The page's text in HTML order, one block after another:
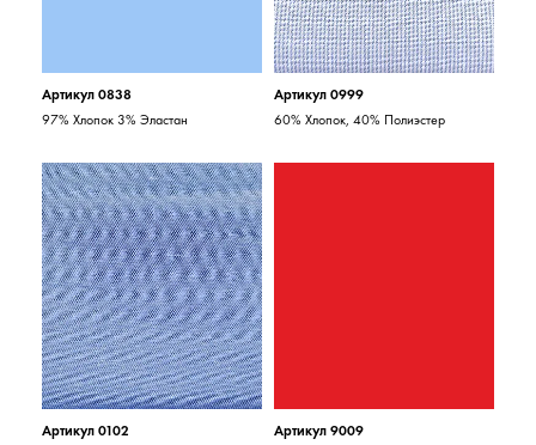
Артикул 0838
97% Хлопок 3% Эластан
Артикул 0999
60% Хлопок, 40% Полиэстер
Артикул 0102
Артикул 9009